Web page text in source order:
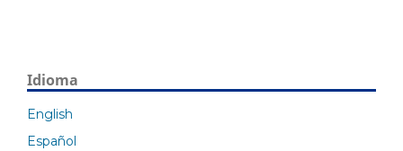
Idioma
English
Español